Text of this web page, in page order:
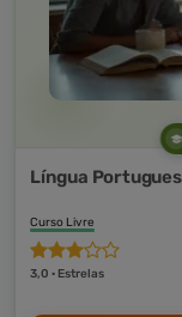
Língua
Curso Livre
3,0 · Estrelas